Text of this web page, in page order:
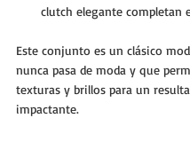
clutch elegante completan
Este conjunto es un clásico
nunca pasa de moda y que
texturas y brillos para un
impactante.